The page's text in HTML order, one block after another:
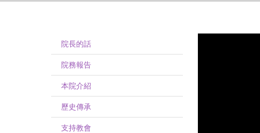
院長的話
院務報告
本院介紹
歷史傳承
支持教會